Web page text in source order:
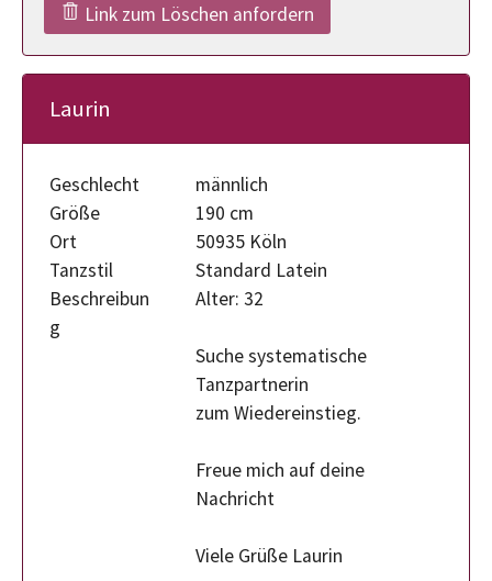
Link zum Löschen anfordern
Laurin
Geschlecht
männlich
Größe
190 cm
Ort
50935 Köln
Tanzstil
Standard Latein
Beschreibun
g
Alter: 32
Suche systematische
Tanzpartnerin
zum Wiedereinstieg.
Freue mich auf deine
Nachricht
Viele Grüße Laurin